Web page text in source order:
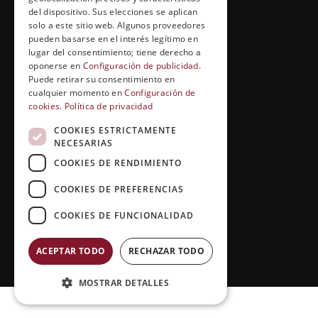
Entrevistas profesionales
EL RINCÓN DEL ALUMNO
Conócenos
Preguntas y respuestas
Clases virtuales
Copyright © 2026 |Grupo Esneca TV
del dispositivo. Sus elecciones se aplican
solo a este sitio web. Algunos proveedores
pueden basarse en el interés legítimo en
lugar del consentimiento; tiene derecho a
oponerse en Configuración de publicidad.
Puede retirar su consentimiento en
cualquier momento enConfiguración de
cookies. Política de privacidad
COOKIES ESTRICTAMENTE
NECESARIAS
COOKIES DE RENDIMIENTO
COOKIES DE PREFERENCIAS
COOKIES DE FUNCIONALIDAD
ACEPTAR TODO RECHAZAR TODO
MOSTRAR DETALLES